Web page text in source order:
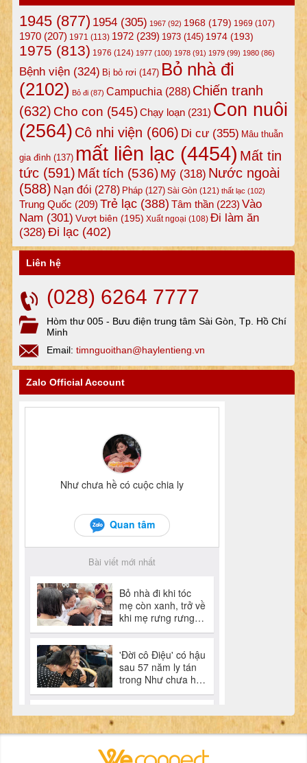
1945(877) 1954(305) 1967(92) 1968(179) 1969 (107)
1970(207) 1971 (113) 1972(239) 1973(145) 1974(193)
1975 (813) 1976 (124) 1977(100) 1978(91) 1979(99) 1980(86)
Bệnh viện(324) Bị bỏ rơi (147) Bỏ nhà đi
(2102) Bỏ đi(87) Campuchia (288) Chiến tranh
(632) Cho con (545)Chạy loạn(231) Con nuôi
(2564) Cô nhi viện (606) Di cư(355) Mâu thuẫn
gia đình(137) mất liên lạc (4454) Mất tin
tức(591) Mất tích (536) Mỹ(318) Nước ngoài
(588) Nạn đói (278) Pháp(127) Sài Gòn (121) thất lạc (102)
Trung Quốc (209) Trẻ lạc(388) Tâm thần(223) Vào
Nam (301) Vượt biên (195) Xuất ngoại (108) Đi làm ăn
(328) Đi lạc(402)
Liên hệ
(028) 6264 7777
Hòm thư 005 - Bưu điện trung tâm Sài Gòn, Tp. Hồ Chí
Minh
Email: timnguoithan@haylentieng.vn
Zalo Official Account